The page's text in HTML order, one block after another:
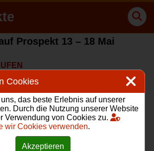
Prospekt 13 – 18 Mai
Cookies
das beste Erlebnis auf unserer
Durch die Nutzung unserer Website
Verwendung von Cookies zu.
wir Cookies verwenden.
Akzeptieren